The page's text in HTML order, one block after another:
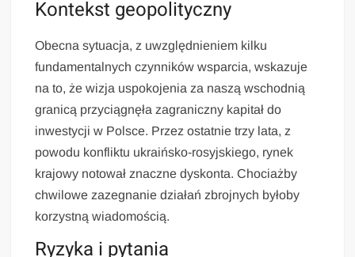
Kontekst geopolityczny
Obecna sytuacja, z uwzględnieniem kilku
fundamentalnych czynników wsparcia, wskazuje
na to, że wizja uspokojenia za naszą wschodnią
granicą przyciągnęła zagraniczny kapitał do
inwestycji w Polsce. Przez ostatnie trzy lata, z
powodu konfliktu ukraińsko-rosyjskiego, rynek
krajowy notował znaczne dyskonta. Chociażby
chwilowe zazegnanie działań zbrojnych byłoby
korzystną wiadomością.
Ryzyka i pytania